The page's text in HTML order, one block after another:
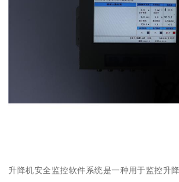
升降机安全监控软件系统是一种用于监控升